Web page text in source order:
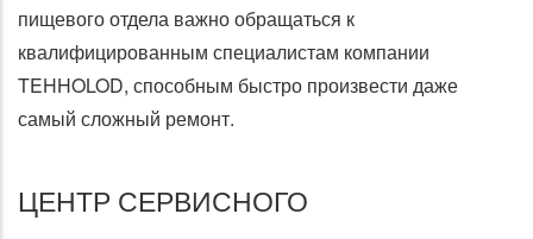
пищевого отдела важно обращаться к
квалифицированным специалистам компании
TEHHOLOD, способным быстро произвести даже
самый сложный ремонт.
ЦЕНТР СЕРВИСНОГО